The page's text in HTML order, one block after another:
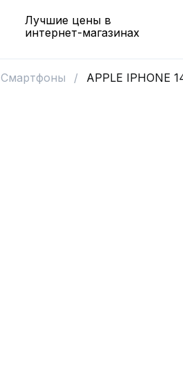
Лучшие цены в
интернет-магазинах
Смартфоны / APPLE IPHONE